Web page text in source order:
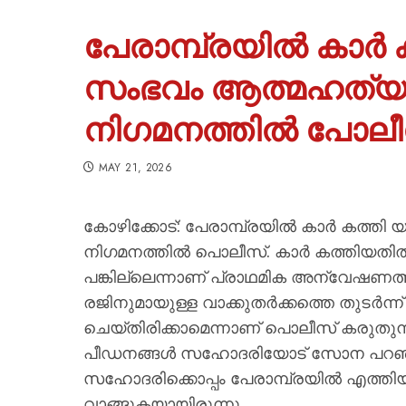
പേരാമ്പ്രയിൽ കാർ
സംഭവം
നിഗമനത്തിൽ
MAY 21, 2026
കോഴിക്കോട്: പേരാമ്പ്രയിൽ കാർ
നിഗമനത്തിൽ പൊലീസ്. കാർ
പങ്കില്ലെന്നാണ് പ്രാഥമിക
രജിനുമായുള്ള വാക്കുതർക്കത്തെ
ചെയ്തിരിക്കാമെന്നാണ് പൊലീസ്
പീഡനങ്ങൾ സഹോദരിയോട് സോന
സഹോദരിക്കൊപ്പം പേരാമ്പ്രയിൽ